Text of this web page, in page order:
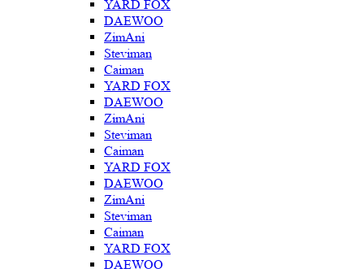
YARD FOX
DAEWOO
ZimAni
Steviman
Caiman
YARD FOX
DAEWOO
ZimAni
Steviman
Caiman
YARD FOX
DAEWOO
ZimAni
Steviman
Caiman
YARD FOX
DAEWOO